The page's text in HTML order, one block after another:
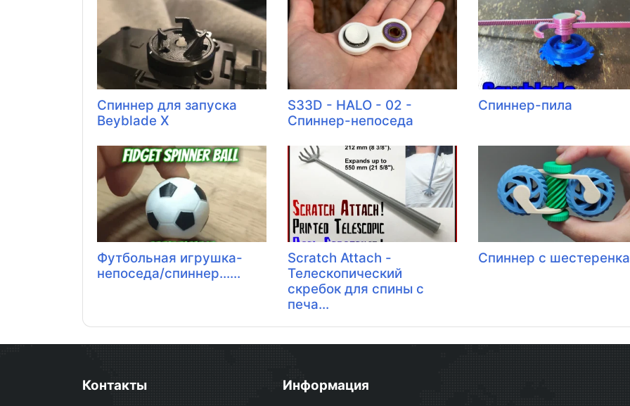
Спиннер для запуска
Beyblade X
S33D - HALO - 02 -
Спиннер-непоседа
Спиннер-пила
Футбольная игрушка-
непоседа/спиннер......
Scratch Attach -
Телескопический
скребок для спины с
печа...
Спиннер с
Контакты Информация